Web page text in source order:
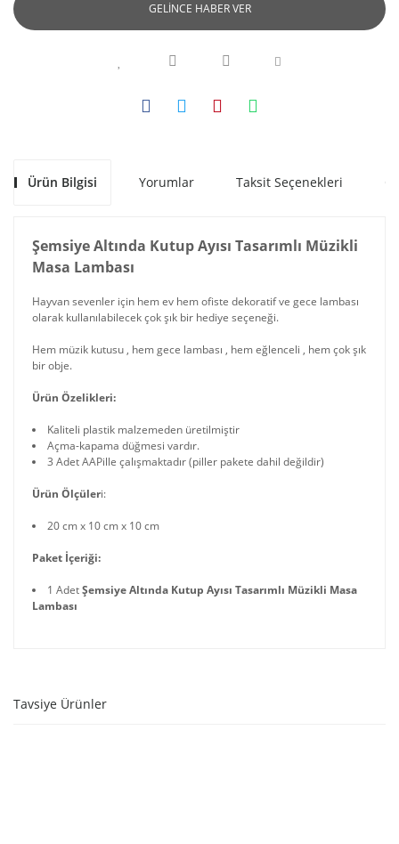
GELİNCE HABER VER
Ürün Bilgisi Yorumlar Taksit Seçenekleri
Şemsiye Altında Kutup Ayısı Tasarımlı Müzikli
Masa Lambası
Hayvan sevenler için hem ev hem ofiste dekoratif ve gece lambası
olarak kullanılabilecek çok şık bir hediye seçeneği.
Hem müzik kutusu , hem gece lambası , hem eğlenceli , hem çok şık
bir obje.
Ürün Özelikleri:
Kaliteli plastik malzemeden üretilmiştir
Açma-kapama düğmesi vardır.
3 Adet AAPille çalışmaktadır (piller pakete dahil değildir)
Ürün Ölçüleri:
20 cm x 10 cm x 10 cm
Paket İçeriği:
1 AdetŞemsiye Altında Kutup Ayısı Tasarımlı Müzikli Masa
Lambası
Tavsiye Ürünler